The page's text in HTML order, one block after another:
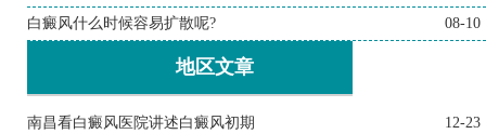
白癜风什么时候容易扩散呢? 08-10
地区文章
南昌看白癜风医院讲述白癜风初期 12-23